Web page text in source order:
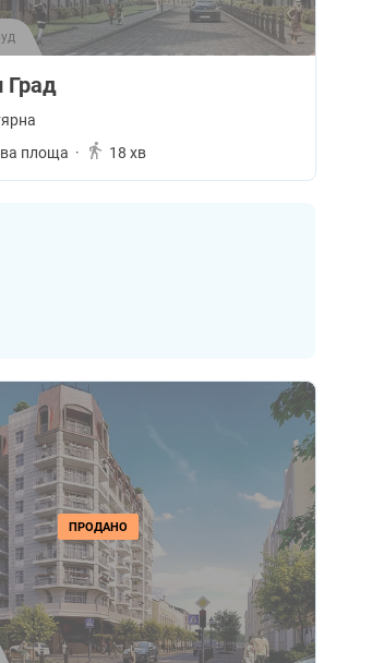
площа · 18 хв
ПРОДАНО